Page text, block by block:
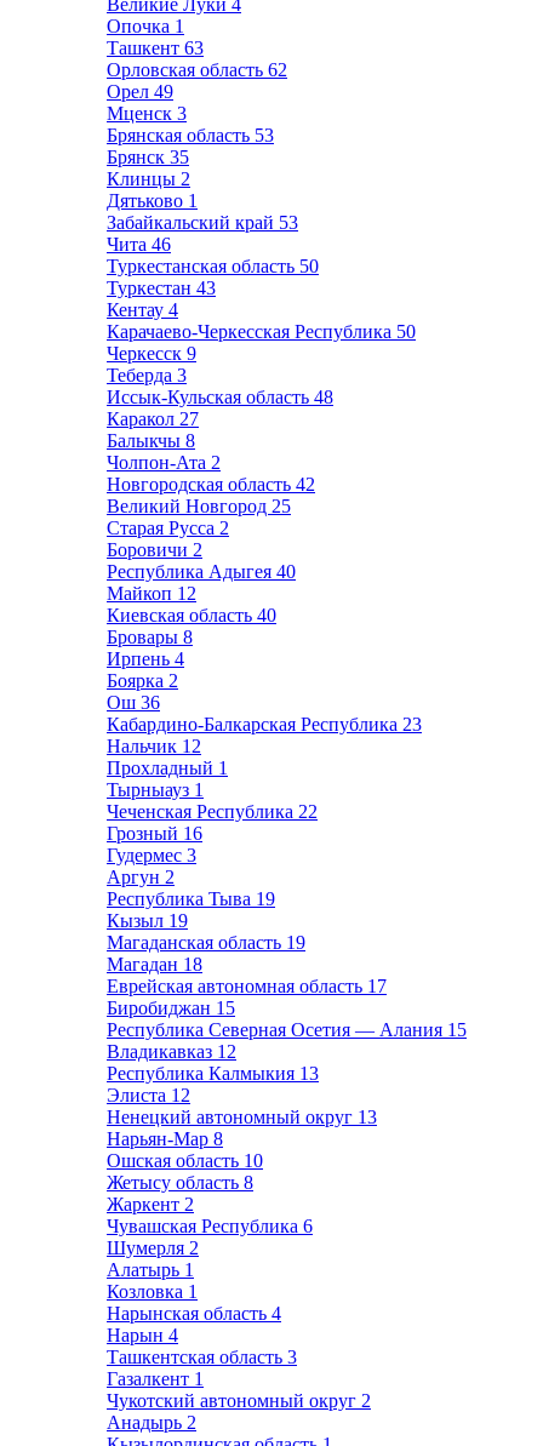
Великие Луки 4
Опочка 1
Ташкент 63
Орловская область 62
Орел 49
Мценск 3
Брянская область 53
Брянск 35
Клинцы 2
Дятьково 1
Забайкальский край 53
Чита 46
Туркестанская область 50
Туркестан 43
Кентау 4
Карачаево-Черкесская Республика 50
Черкесск 9
Теберда 3
Иссык-Кульская область 48
Каракол 27
Балыкчы 8
Чолпон-Ата 2
Новгородская область 42
Великий Новгород 25
Старая Русса 2
Боровичи 2
Республика Адыгея 40
Майкоп 12
Киевская область 40
Бровары 8
Ирпень 4
Боярка 2
Ош 36
Кабардино-Балкарская Республика 23
Нальчик 12
Прохладный 1
Тырныауз 1
Чеченская Республика 22
Грозный 16
Гудермес 3
Аргун 2
Республика Тыва 19
Кызыл 19
Магаданская область 19
Магадан 18
Еврейская автономная область 17
Биробиджан 15
Республика Северная Осетия — Алания 15
Владикавказ 12
Республика Калмыкия 13
Элиста 12
Ненецкий автономный округ 13
Нарьян-Мар 8
Ошская область 10
Жетысу область 8
Жаркент 2
Чувашская Республика 6
Шумерля 2
Алатырь 1
Козловка 1
Нарынская область 4
Нарын 4
Ташкентская область 3
Газалкент 1
Чукотский автономный округ 2
Анадырь 2